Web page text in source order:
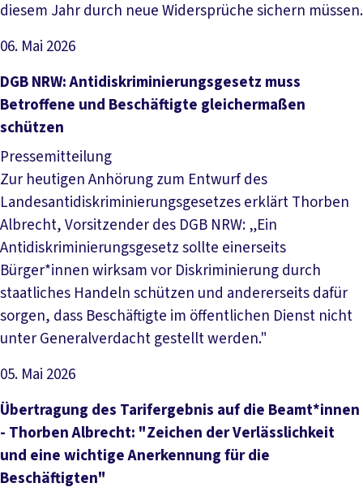
diesem Jahr durch neue Widersprüche sichern müssen.
06. Mai 2026
Artikel lesen
DGB NRW: Antidiskriminierungsgesetz muss
Betroffene und Beschäftigte gleichermaßen
schützen
Pressemitteilung
Zur heutigen Anhörung zum Entwurf des
Landesantidiskriminierungsgesetzes erklärt Thorben
Albrecht, Vorsitzender des DGB NRW: „Ein
Antidiskriminierungsgesetz sollte einerseits
Bürger*innen wirksam vor Diskriminierung durch
staatliches Handeln schützen und andererseits dafür
sorgen, dass Beschäftigte im öffentlichen Dienst nicht
unter Generalverdacht gestellt werden."
05. Mai 2026
Artikel lesen
Übertragung des Tarifergebnis auf die Beamt*innen
- Thorben Albrecht: "Zeichen der Verlässlichkeit
und eine wichtige Anerkennung für die
Beschäftigten"